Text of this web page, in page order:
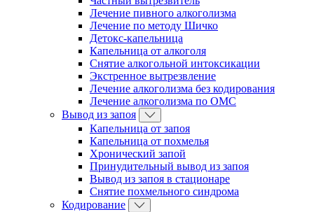
Лечение пивного алкоголизма
Лечение по методу Шичко
Детокс-капельница
Капельница от алкоголя
Снятие алкогольной интоксикации
Экстренное вытрезвление
Лечение алкоголизма без кодирования
Лечение алкоголизма по ОМС
Вывод из запоя
Капельница от запоя
Капельница от похмелья
Хронический запой
Принудительный вывод из запоя
Вывод из запоя в стационаре
Снятие похмельного синдрома
Кодирование